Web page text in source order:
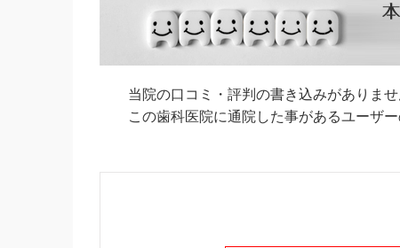
当院の口コミ・評判の書き込みがありませ
この歯科医院に通院した事があるユーザー